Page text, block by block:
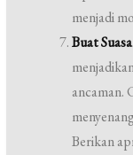
menjadi
Buat
ancaman.
Berikan